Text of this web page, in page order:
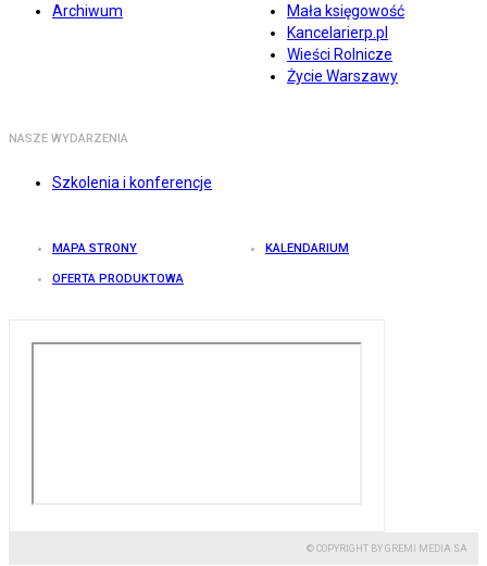
Archiwum
Mała księgowość
Kancelarierp.pl
Wieści Rolnicze
Życie Warszawy
NASZE WYDARZENIA
Szkolenia i konferencje
MAPA STRONY KALENDARIUM
OFERTA PRODUKTOWA
© COPYRIGHT BY GREMI MEDIA SA